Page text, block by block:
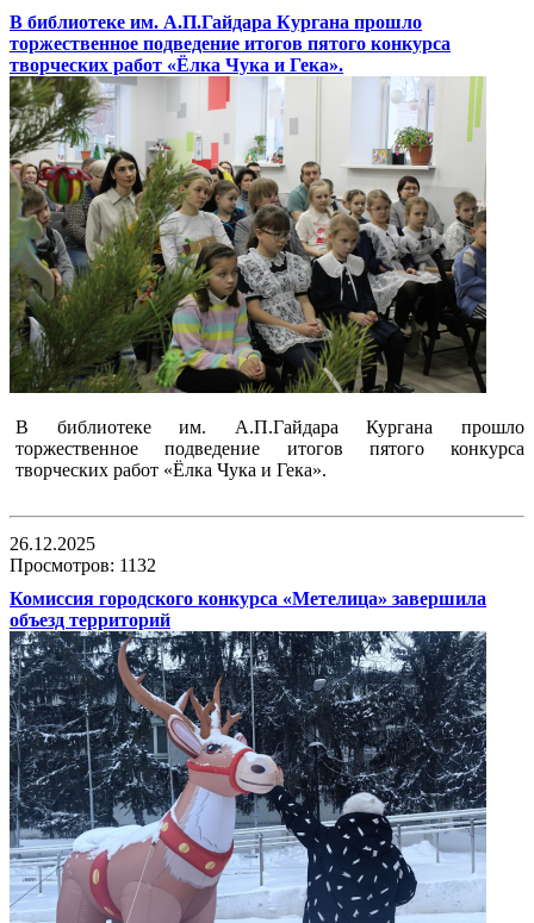
В библиотеке им. А.П.Гайдара Кургана прошло
торжественное подведение итогов пятого конкурса
творческих работ «Ёлка Чука и Гека».
В библиотеке им. А.П.Гайдара Кургана прошло
торжественное подведение итогов пятого конкурса
творческих работ «Ёлка Чука и Гека».
26.12.2025
Просмотров: 1132
Комиссия городского конкурса «Метелица» завершила
объезд территорий